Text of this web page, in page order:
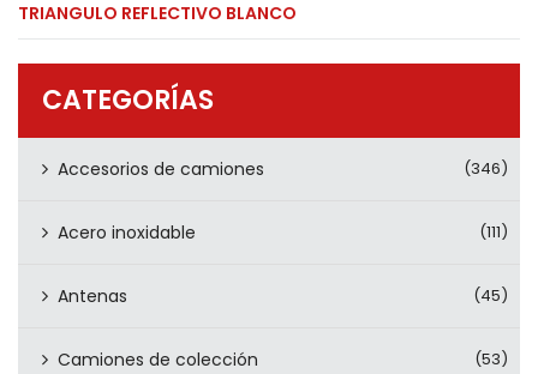
QUIENES SOMOS
TRIANGULO REFLECTIVO BLANCO
CATEGORÍAS
Accesorios de camiones (346)
Acero inoxidable (111)
Antenas (45)
Camiones de colección (53)